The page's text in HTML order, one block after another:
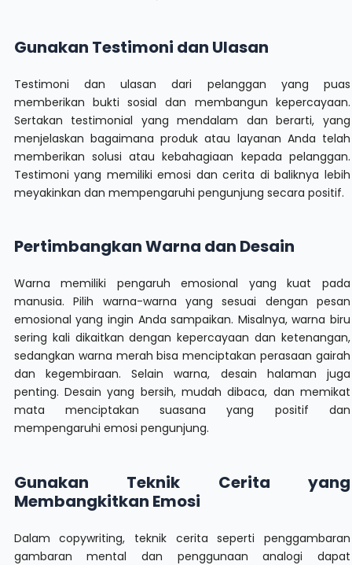
Gunakan Testimoni dan Ulasan
Testimoni dan ulasan dari pelanggan yang puas
memberikan bukti sosial dan membangun kepercayaan.
Sertakan testimonial yang mendalam dan berarti, yang
menjelaskan bagaimana produk atau layanan Anda telah
memberikan solusi atau kebahagiaan kepada pelanggan.
Testimoni yang memiliki emosi dan cerita di baliknya lebih
meyakinkan dan mempengaruhi pengunjung secara positif.
Pertimbangkan Warna dan Desain
Warna memiliki pengaruh emosional yang kuat pada
manusia. Pilih warna-warna yang sesuai dengan pesan
emosional yang ingin Anda sampaikan. Misalnya, warna biru
sering kali dikaitkan dengan kepercayaan dan ketenangan,
sedangkan warna merah bisa menciptakan perasaan gairah
dan kegembiraan. Selain warna, desain halaman juga
penting. Desain yang bersih, mudah dibaca, dan memikat
mata menciptakan suasana yang positif dan
mempengaruhi emosi pengunjung.
Gunakan Teknik Cerita yang
Membangkitkan Emosi
Dalam copywriting, teknik cerita seperti penggambaran
gambaran mental dan penggunaan analogi dapat